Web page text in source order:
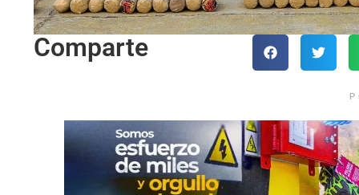
Comparte